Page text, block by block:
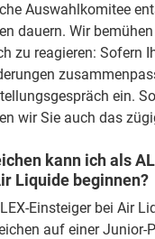
Auswahlkomitee
dauern. Wir
zu reagieren: Sofern
ein.
wir Sie auch das
kann ich als
Liquide beginnen?
Einsteiger bei Air
auf einer Junior-